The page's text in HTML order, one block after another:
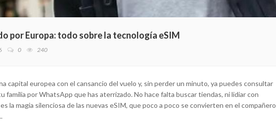
por Europa: todo sobre la tecnología eSIM
0 240
capital europea con el cansancio del vuelo y, sin perder un minuto, ya puedes consultar
familia por WhatsApp que has aterrizado. No hace falta buscar tiendas, ni lidiar con
la magia silenciosa de las nuevas eSIM, que poco a poco se convierten en el compañero